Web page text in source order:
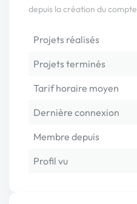
depuis la création du compte
Projets réalisés
Projets terminés
Tarif horaire moyen
Dernière connexion
Membre depuis
Profil vu